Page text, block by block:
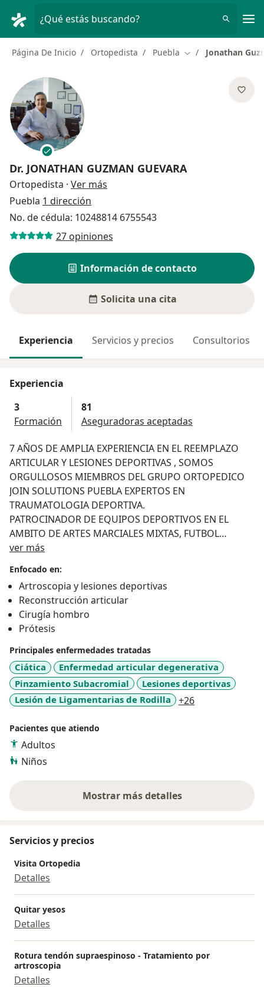
¿Qué estás buscando?
Página De Inicio Ortopedista Puebla Cambiar de ciudad
Jonathan
Dr. JONATHAN GUZMAN GUEVARA
Ortopedista · Ver más
Puebla 1 dirección
No. de cédula: 10248814 6755543
27 opiniones
Información de contacto
Solicita una cita
Experiencia Servicios y precios Consultorios
Experiencia
3
Formación
81
Aseguradoras aceptadas
7 AÑOS DE AMPLIA EXPERIENCIA EN EL REEMPLAZO
ARTICULAR Y LESIONES DEPORTIVAS , SOMOS
ORGULLOSOS MIEMBROS DEL GRUPO ORTOPEDICO
JOIN SOLUTIONS PUEBLA EXPERTOS EN
TRAUMATOLOGIA DEPORTIVA.
PATROCINADOR DE EQUIPOS DEPORTIVOS EN EL
AMBITO DE ARTES MARCIALES MIXTAS, FUTBOL
AMERICANO ,CROSSFIT ,FUTBOL SOCCER.
ver más
Enfocado en:
Artroscopia y lesiones deportivas
Reconstrucción articular
Cirugía hombro
Prótesis
Principales enfermedades tratadas
Ciática
Enfermedad articular degenerativa
Pinzamiento Subacromial
Lesiones deportivas
Lesión de Ligamentarias de Rodilla
+26
Pacientes que atiendo
Adultos
Niños
Mostrar más detalles
sobre la experiencia
Servicios y precios
Visita Ortopedia
Detalles
Quitar yesos
Detalles
Rotura tendón supraespinoso - Tratamiento por
artroscopia
Detalles